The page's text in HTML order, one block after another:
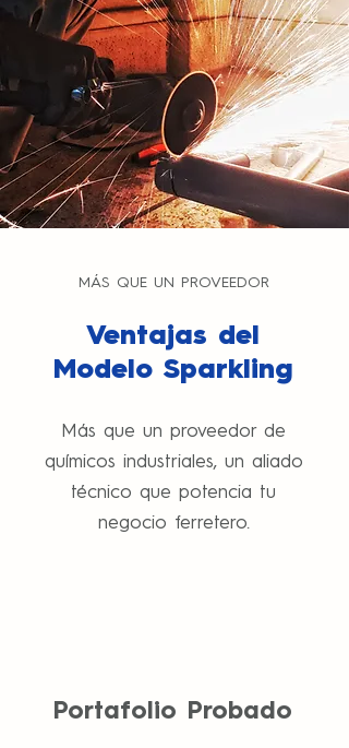
MÁS QUE UN PROVEEDOR
Ventajas del
Modelo Sparkling
Más que un proveedor de
químicos industriales, un aliado
técnico que potencia tu
negocio ferretero.
Portafolio Probado